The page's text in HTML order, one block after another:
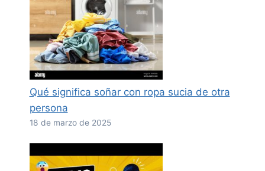
Qué significa soñar con ropa sucia de otra
persona
18 de marzo de 2025